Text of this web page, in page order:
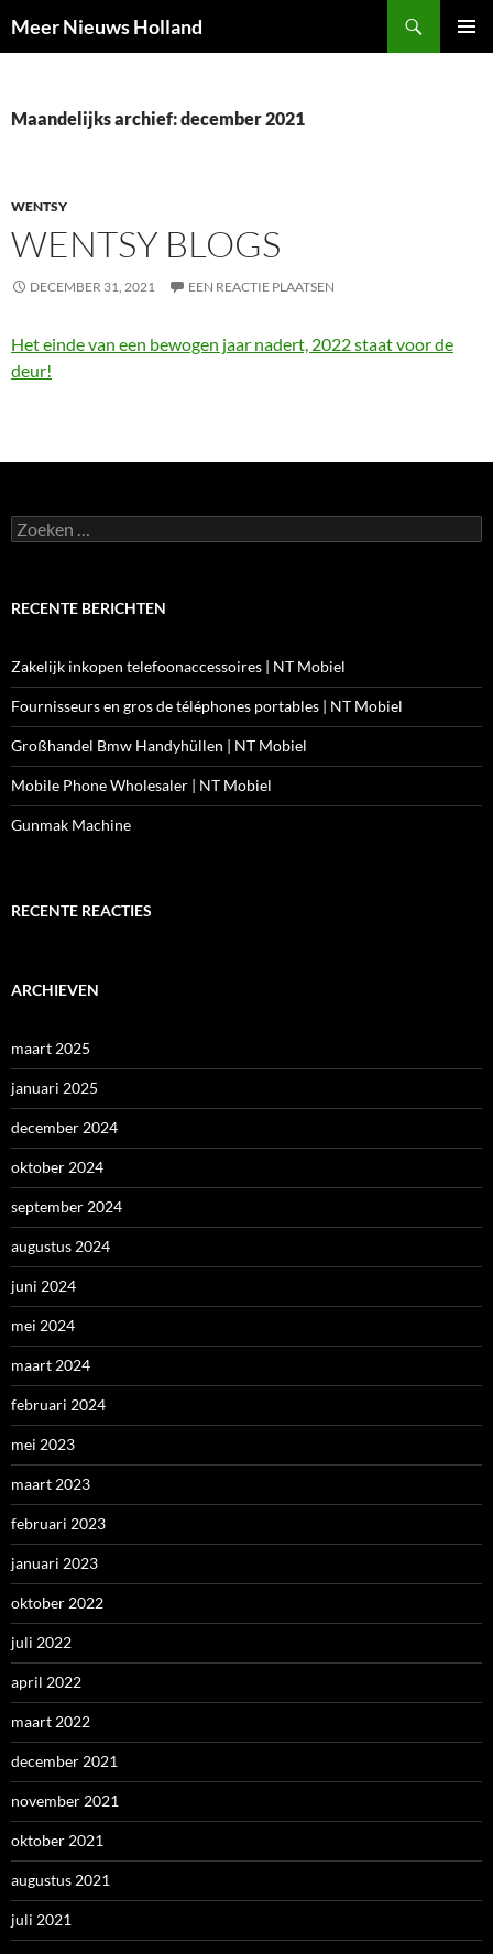
naar
Meer Nieuws Holland
Maandelijks archief: december 2021
WENTSY
WENTSY BLOGS
DECEMBER 31, 2021 EEN REACTIE PLAATSEN
Het einde van een bewogen jaar nadert, 2022 staat voor de
deur!
Zoeken
naar:
RECENTE BERICHTEN
Zakelijk inkopen telefoonaccessoires | NT Mobiel
Fournisseurs en gros de téléphones portables | NT Mobiel
Großhandel Bmw Handyhüllen | NT Mobiel
Mobile Phone Wholesaler | NT Mobiel
Gunmak Machine
RECENTE REACTIES
ARCHIEVEN
maart 2025
januari 2025
december 2024
oktober 2024
september 2024
augustus 2024
juni 2024
mei 2024
maart 2024
februari 2024
mei 2023
maart 2023
februari 2023
januari 2023
oktober 2022
juli 2022
april 2022
maart 2022
december 2021
november 2021
oktober 2021
augustus 2021
juli 2021